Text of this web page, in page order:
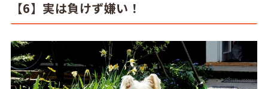
【6】実は負けず嫌い！